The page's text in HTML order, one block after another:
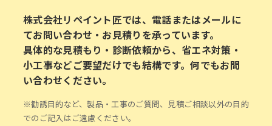
株式会社リペイント匠では、電話またはメールに
てお問い合わせ・お見積りを承っています。
具体的な見積もり・診断依頼から、省エネ対策・
小工事などご要望だけでも結構です。何でもお問
い合わせください。
※勧誘目的など、製品・工事のご質問、見積ご相談以外の目的
でのご記入はご遠慮ください。